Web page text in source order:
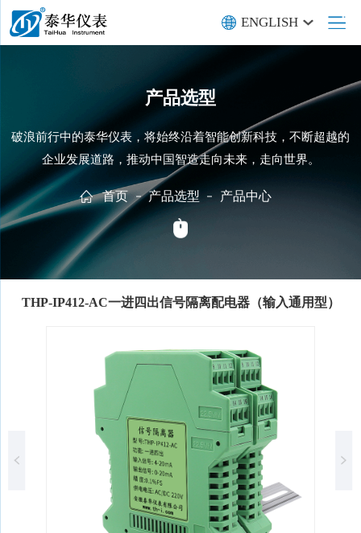
ENGLISH
产品选型
破浪前行中的泰华仪表，将始终沿着智能创新科技，不断超越的
企业发展道路，推动中国智造走向未来，走向世界。
首页 产品选型 产品中心
THP-IP412-AC一进四出信号隔离配电器（输入通用型）